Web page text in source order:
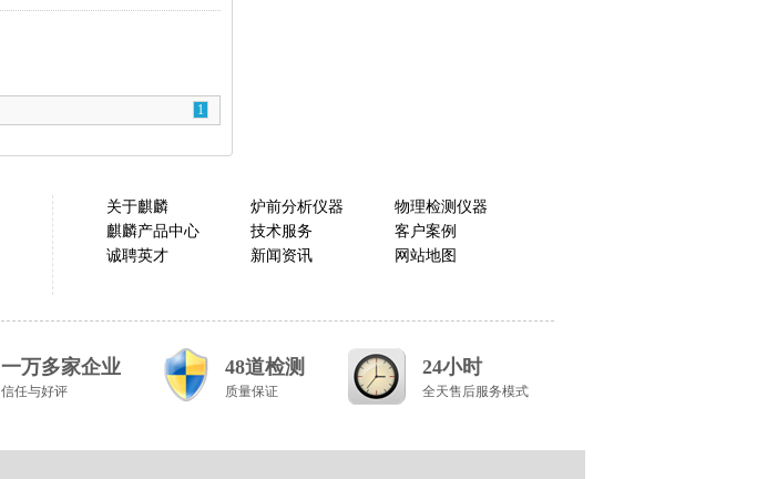
1
关于麒麟 炉前分析仪器
物理检测仪器
麒麟产品中心
技术服务
客户案例
诚聘英才
新闻资讯 网站地图
一万多家企业
信任与好评
48道检测
质量保证
24小时
全天售后服务模式